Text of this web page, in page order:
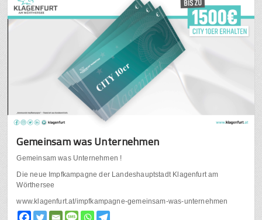
Gemeinsam was Unternehmen
Gemeinsam was Unternehmen !
Die neue Impfkampagne der Landeshauptstadt Klagenfurt am
Wörthersee
www.klagenfurt.at/impfkampagne-gemeinsam-was-unternehmen